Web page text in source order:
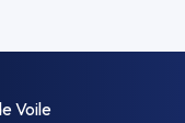
Voile